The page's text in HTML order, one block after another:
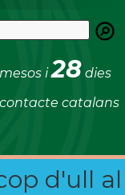
i28 dies
catalans
d'ull al